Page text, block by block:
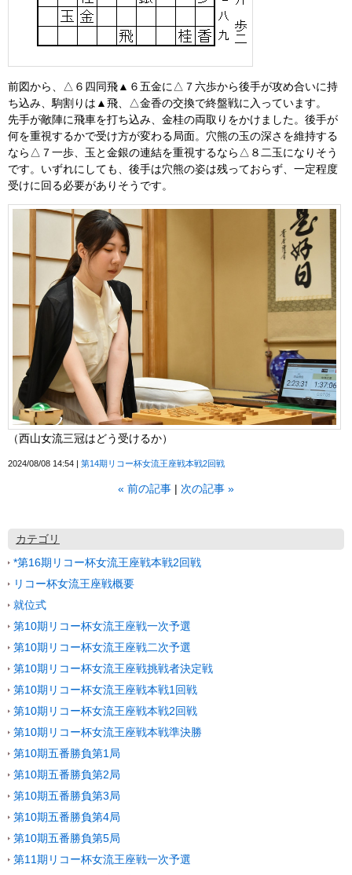
前図から、△６四同飛▲６五金に△７六歩から後手が攻め合いに持
ち込み、駒割りは▲飛、△金香の交換で終盤戦に入っています。
先手が敵陣に飛車を打ち込み、金桂の両取りをかけました。後手が
何を重視するかで受け方が変わる局面。穴熊の玉の深さを維持する
なら△７一歩、玉と金銀の連結を重視するなら△８二玉になりそう
です。いずれにしても、後手は穴熊の姿は残っておらず、一定程度
受けに回る必要がありそうです。
（西山女流三冠はどう受けるか）
2024/08/08 14:54 第14期リコー杯女流王座戦本戦2回戦
« 前の記事 次の記事 »
カテゴリ
*第16期リコー杯女流王座戦本戦2回戦
リコー杯女流王座戦概要
就位式
第10期リコー杯女流王座戦一次予選
第10期リコー杯女流王座戦二次予選
第10期リコー杯女流王座戦挑戦者決定戦
第10期リコー杯女流王座戦本戦1回戦
第10期リコー杯女流王座戦本戦2回戦
第10期リコー杯女流王座戦本戦準決勝
第10期五番勝負第1局
第10期五番勝負第2局
第10期五番勝負第3局
第10期五番勝負第4局
第10期五番勝負第5局
第11期リコー杯女流王座戦一次予選